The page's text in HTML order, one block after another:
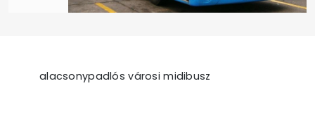
alacsonypadlós városi midibusz